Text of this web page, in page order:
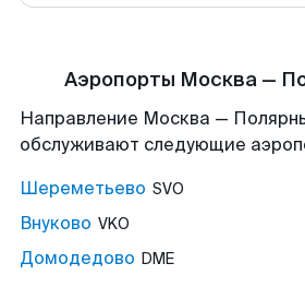
Аэропорты Москва —
Направление Москва —
обслуживают следующие
Шереметьево SVO
Внуково VKO
Домодедово DME